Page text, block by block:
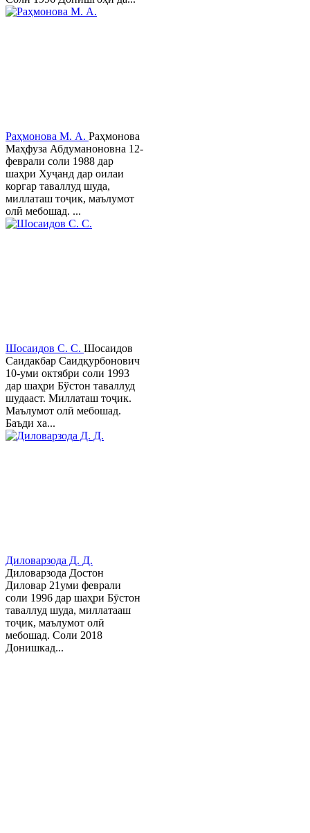
Раҳмонова М. А. Раҳмонова
Маҳфуза Абдуманоновна 12-
феврали соли 1988 дар
шаҳри Хуҷанд дар оилаи
коргар таваллуд шуда,
миллаташ тоҷик, маълумот
олӣ мебошад. ...
Шосаидов С. С. Шосаидов
Саидакбар Саидқурбонович
10-уми октябри соли 1993
дар шаҳри Бўстон таваллуд
шудааст. Миллаташ тоҷик.
Маълумот олӣ мебошад.
Баъди ха...
Диловарзода Д. Д.
Диловарзода Достон
Диловар 21уми феврали
соли 1996 дар шаҳри Бӯстон
таваллуд шуда, миллатааш
тоҷик, маълумот олӣ
мебошад. Соли 2018
Донишкад...